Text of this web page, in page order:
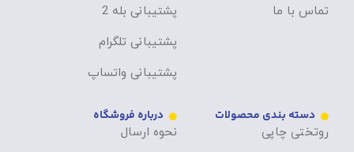
تماس با ما
پشتیبانی بله 2
پشتیبانی تلگرام
پشتیبانی واتساپ
دسته بندی محصولات
روتختی چاپی
درباره فروشگاه
نحوه ارسال